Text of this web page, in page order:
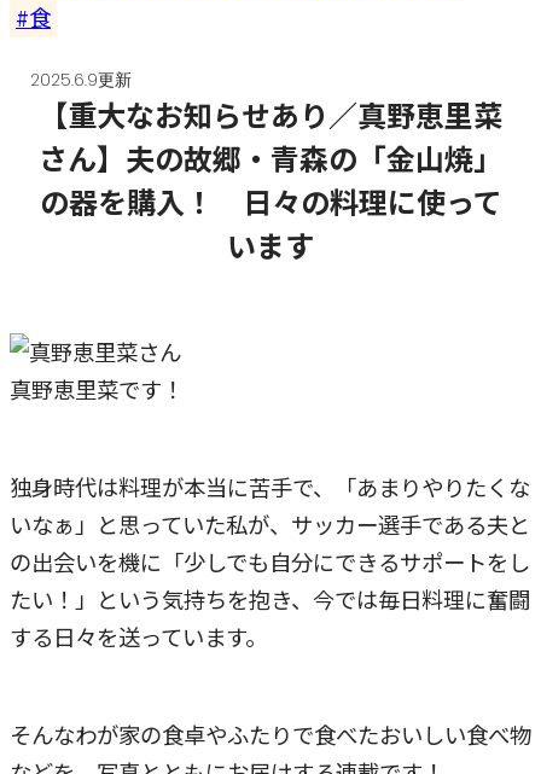
食
2025.6.9更新
【重大なお知らせあり／真野恵里菜
さん】夫の故郷・青森の「金山焼」
の器を購入！ 日々の料理に使って
います
真野恵里菜です！
独身時代は料理が本当に苦手で、「あまりやりたくな
いなぁ」と思っていた私が、サッカー選手である夫と
の出会いを機に「少しでも自分にできるサポートをし
たい！」という気持ちを抱き、今では毎日料理に奮闘
する日々を送っています。
そんなわが家の食卓やふたりで食べたおいしい食べ物